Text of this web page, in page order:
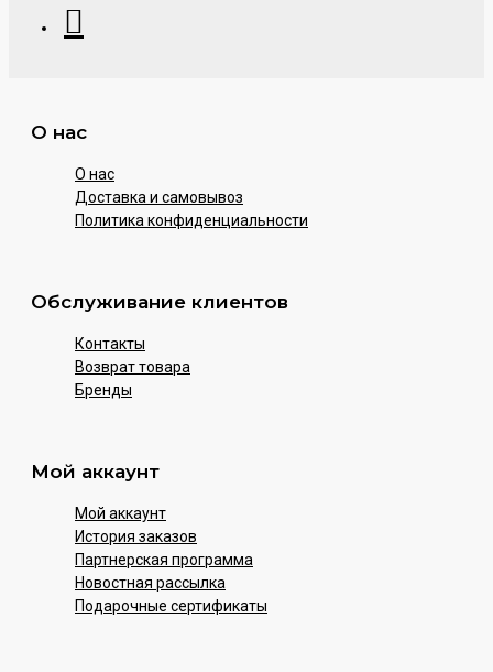
О нас
О нас
Доставка и самовывоз
Политика конфиденциальности
Обслуживание клиентов
Контакты
Возврат товара
Бренды
Мой аккаунт
Мой аккаунт
История заказов
Партнерская программа
Новостная рассылка
Подарочные сертификаты